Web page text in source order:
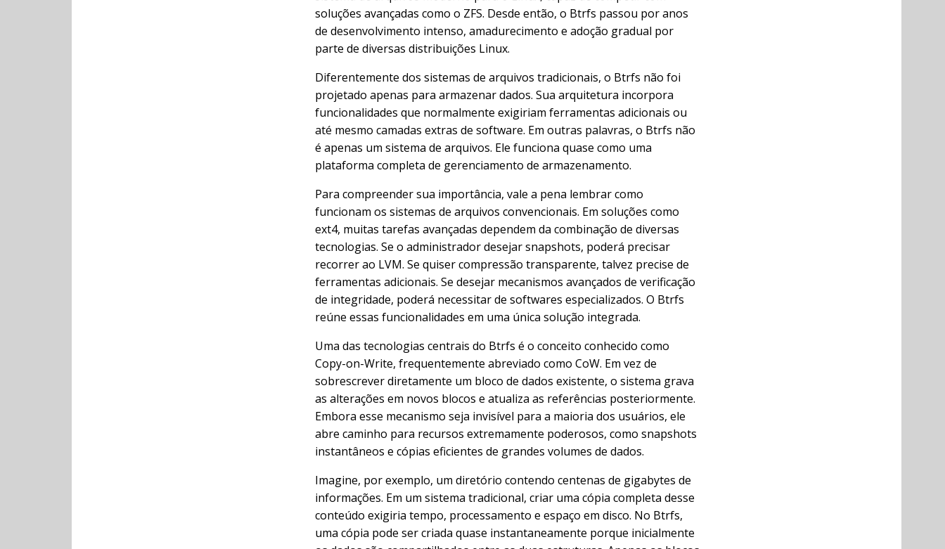
soluções avançadas como o ZFS. Desde então, o Btrfs passou por anos
de desenvolvimento intenso, amadurecimento e adoção gradual por
parte de diversas distribuições Linux.
Diferentemente dos sistemas de arquivos tradicionais, o Btrfs não foi
projetado apenas para armazenar dados. Sua arquitetura incorpora
funcionalidades que normalmente exigiriam ferramentas adicionais ou
até mesmo camadas extras de software. Em outras palavras, o Btrfs não
é apenas um sistema de arquivos. Ele funciona quase como uma
plataforma completa de gerenciamento de armazenamento.
Para compreender sua importância, vale a pena lembrar como
funcionam os sistemas de arquivos convencionais. Em soluções como
ext4, muitas tarefas avançadas dependem da combinação de diversas
tecnologias. Se o administrador desejar snapshots, poderá precisar
recorrer ao LVM. Se quiser compressão transparente, talvez precise de
ferramentas adicionais. Se desejar mecanismos avançados de verificação
de integridade, poderá necessitar de softwares especializados. O Btrfs
reúne essas funcionalidades em uma única solução integrada.
Uma das tecnologias centrais do Btrfs é o conceito conhecido como
Copy-on-Write, frequentemente abreviado como CoW. Em vez de
sobrescrever diretamente um bloco de dados existente, o sistema grava
as alterações em novos blocos e atualiza as referências posteriormente.
Embora esse mecanismo seja invisível para a maioria dos usuários, ele
abre caminho para recursos extremamente poderosos, como snapshots
instantâneos e cópias eficientes de grandes volumes de dados.
Imagine, por exemplo, um diretório contendo centenas de gigabytes de
informações. Em um sistema tradicional, criar uma cópia completa desse
conteúdo exigiria tempo, processamento e espaço em disco. No Btrfs,
uma cópia pode ser criada quase instantaneamente porque inicialmente